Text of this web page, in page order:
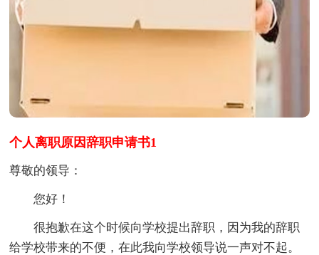
个人离职原因辞职申请书1
尊敬的领导：
您好！
很抱歉在这个时候向学校提出辞职，因为我的辞职
给学校带来的不便，在此我向学校领导说一声对不起。